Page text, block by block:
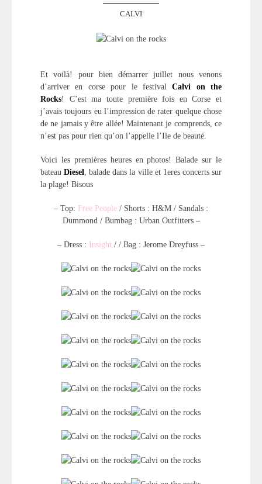
CALVI
Et voilà! pour bien démarrer juillet nous venons
d’arriver en corse pour le festivalCalvi on the
Rocks! C’est ma toute première fois en Corse et
j’avais toujours eu l’impression de rater quelque chose
de ne jamais y être allée! Maintenant je comprends, ce
n’est pas pour rien qu’on l’appelle l’Ile de beauté.
Voici les premières heures en photos! Balade sur le
bateauDiesel, balade dans la ville et 1eres concerts sur
la plage! Bisous
– Top: Free People / Shorts : H&M / Sandals :
Dummond / Bumbag : Urban Outfitters –
– Dress : Insight / / Bag : Jerome Dreyfuss –